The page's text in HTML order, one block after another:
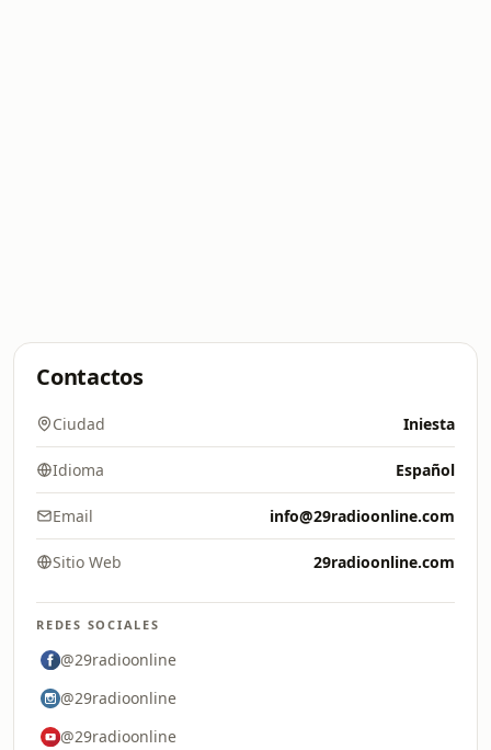
Contactos
Ciudad Iniesta
Idioma Español
Email info@29radioonline.com
Sitio Web 29radioonline.com
REDES SOCIALES
@29radioonline
@29radioonline
@29radioonline